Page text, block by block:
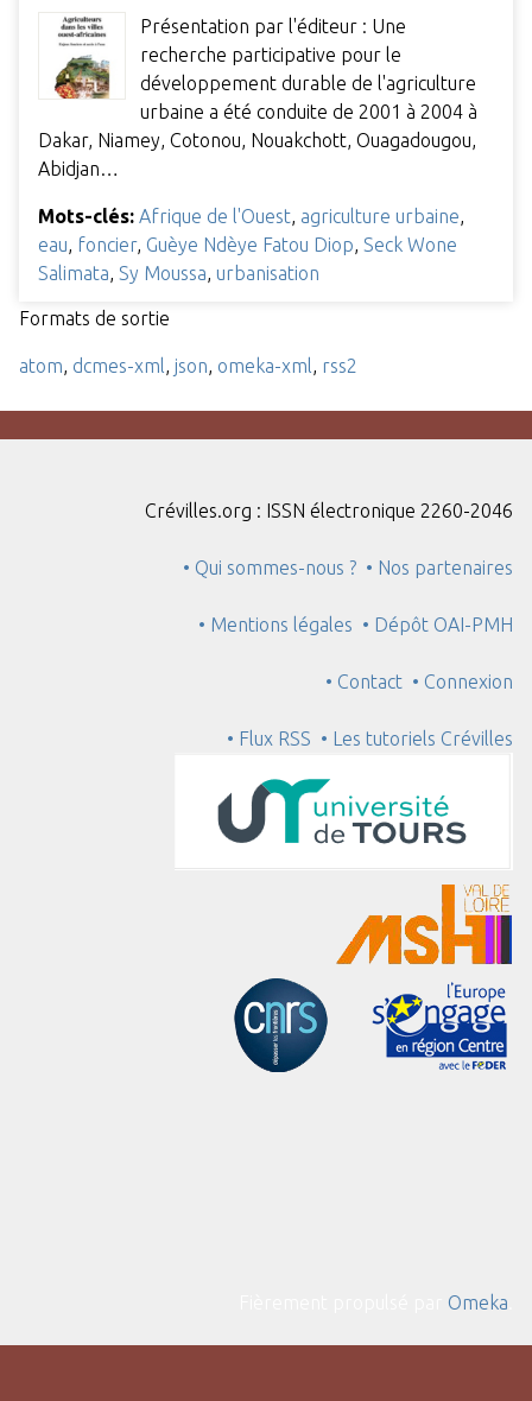
Présentation par l'éditeur : Une
recherche participative pour le
développement durable de l'agriculture
urbaine a été conduite de 2001 à 2004 à
Dakar, Niamey, Cotonou, Nouakchott, Ouagadougou,
Abidjan…
Mots-clés: Afrique de l'Ouest agriculture urbaine
eau foncier, Guèye Ndèye Fatou Diop Seck Wone
Salimata Sy Moussa urbanisation
Formats de sortie
atom dcmes-xml json omeka-xml rss2
Crévilles.org : ISSN électronique 2260-2046
• Qui sommes-nous ? • Nos partenaires
• Mentions légales • Dépôt OAI-PMH
• Contact • Connexion
• Flux RSS • Les tutoriels Crévilles
Omeka